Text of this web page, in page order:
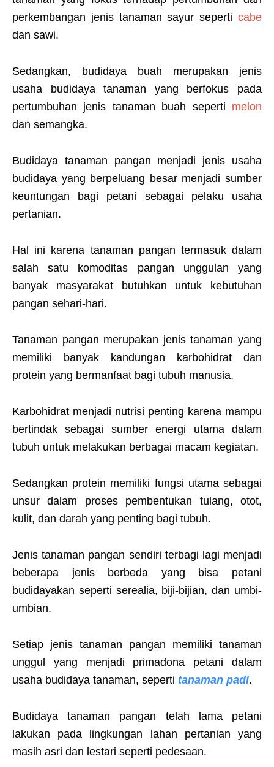
perkembangan jenis tanaman sayur seperti cabe
dan sawi.
Sedangkan, budidaya buah merupakan jenis
usaha budidaya tanaman yang berfokus pada
pertumbuhan jenis tanaman buah seperti melon
dan semangka.
Budidaya tanaman pangan menjadi jenis usaha
budidaya yang berpeluang besar menjadi sumber
keuntungan bagi petani sebagai pelaku usaha
pertanian.
Hal ini karena tanaman pangan termasuk dalam
salah satu komoditas pangan unggulan yang
banyak masyarakat butuhkan untuk kebutuhan
pangan sehari-hari.
Tanaman pangan merupakan jenis tanaman yang
memiliki banyak kandungan karbohidrat dan
protein yang bermanfaat bagi tubuh manusia.
Karbohidrat menjadi nutrisi penting karena mampu
bertindak sebagai sumber energi utama dalam
tubuh untuk melakukan berbagai macam kegiatan.
Sedangkan protein memiliki fungsi utama sebagai
unsur dalam proses pembentukan tulang, otot,
kulit, dan darah yang penting bagi tubuh.
Jenis tanaman pangan sendiri terbagi lagi menjadi
beberapa jenis berbeda yang bisa petani
budidayakan seperti serealia, biji-bijian, dan umbi-
umbian.
Setiap jenis tanaman pangan memiliki tanaman
unggul yang menjadi primadona petani dalam
usaha budidaya tanaman, seperti tanaman padi.
Budidaya tanaman pangan telah lama petani
lakukan pada lingkungan lahan pertanian yang
masih asri dan lestari seperti pedesaan.